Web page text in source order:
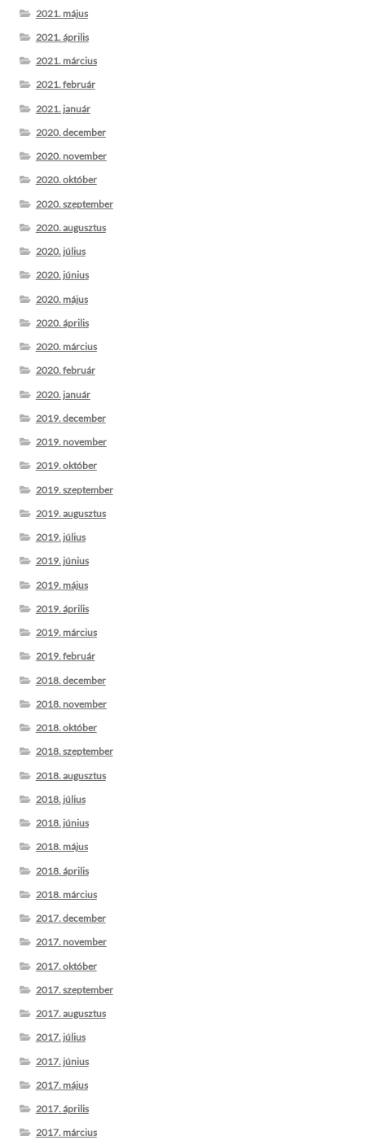
2021. május
2021. április
2021. március
2021. február
2021. január
2020. december
2020. november
2020. október
2020. szeptember
2020. augusztus
2020. július
2020. június
2020. május
2020. április
2020. március
2020. február
2020. január
2019. december
2019. november
2019. október
2019. szeptember
2019. augusztus
2019. július
2019. június
2019. május
2019. április
2019. március
2019. február
2018. december
2018. november
2018. október
2018. szeptember
2018. augusztus
2018. július
2018. június
2018. május
2018. április
2018. március
2017. december
2017. november
2017. október
2017. szeptember
2017. augusztus
2017. július
2017. június
2017. május
2017. április
2017. március